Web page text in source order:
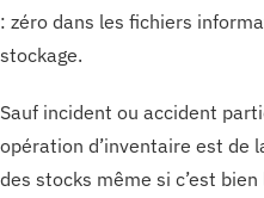
: zéro dans les fichiers
stockage.
Sauf incident ou accident
opération d’inventaire est de
des stocks même si c’est